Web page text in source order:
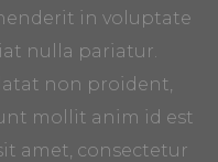
in voluptate
nulla pariatur.
non proident,
mollit anim id est
amet, consectetur